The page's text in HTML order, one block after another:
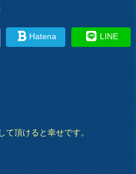
Hatena LINE
頂けると幸せです。